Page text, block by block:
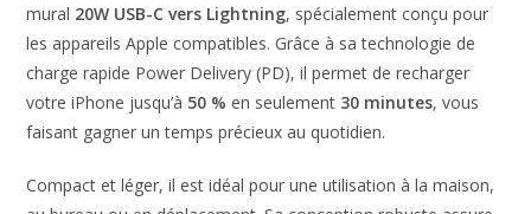
mural 20W USB-C vers Lightning, spécialement conçu pour
les appareils Apple compatibles. Grâce à sa technologie de
charge rapide Power Delivery (PD), il permet de recharger
votre iPhone jusqu’à 50 % en seulement 30 minutes, vous
faisant gagner un temps précieux au quotidien.
Compact et léger, il est idéal pour une utilisation à la maison,